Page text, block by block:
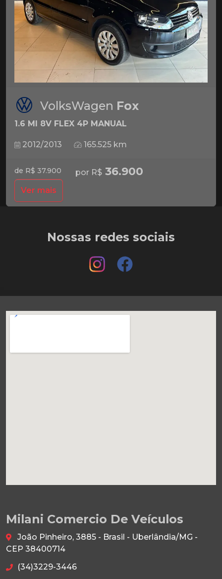
VolksWagen Fox
1.6 MI 8V FLEX 4P MANUAL
2012/2013 165.525 km
de R$ 37.900 por R$ 36.900
Ver mais
Nossas redes sociais
Milani Comercio De Veículos
João Pinheiro, 3885 - Brasil - Uberlândia/MG -
CEP 38400714
(34)3229-3446